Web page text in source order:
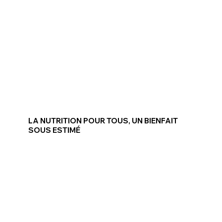
LA NUTRITION POUR TOUS, UN BIENFAIT
SOUS ESTIMÉ